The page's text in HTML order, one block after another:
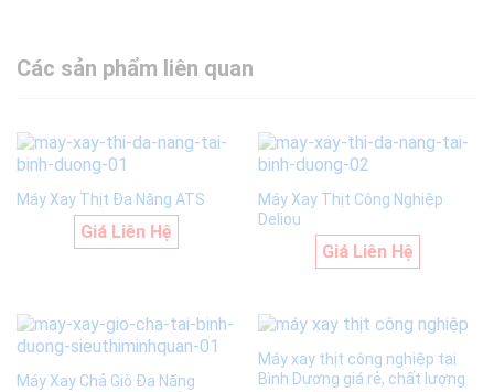
Các sản phẩm liên quan
Máy Xay Thịt Đa Năng ATS
Giá Liên Hệ
Máy Xay Thịt Công Nghiệp
Deliou
Giá Liên Hệ
Máy Xay Chả Giò Đa Năng
Máy xay thịt công nghiệp tại
Bình Dương giá rẻ, chất lượng